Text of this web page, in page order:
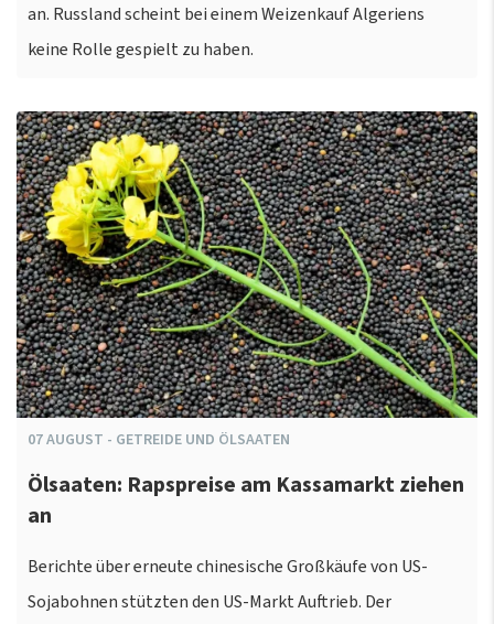
an. Russland scheint bei einem Weizenkauf Algeriens
keine Rolle gespielt zu haben.
07AUGUST - GETREIDE UND ÖLSAATEN
Ölsaaten: Rapspreise am Kassamarkt ziehen
an
Berichte über erneute chinesische Großkäufe von US-
Sojabohnen stützten den US-Markt Auftrieb. Der